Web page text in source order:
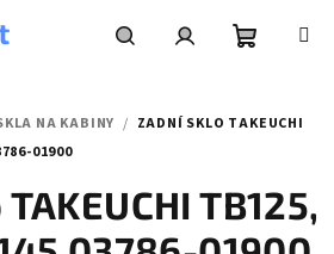
NA KABINY / ZADNÍ SKLO TAKEUCHI
01900
TB125,